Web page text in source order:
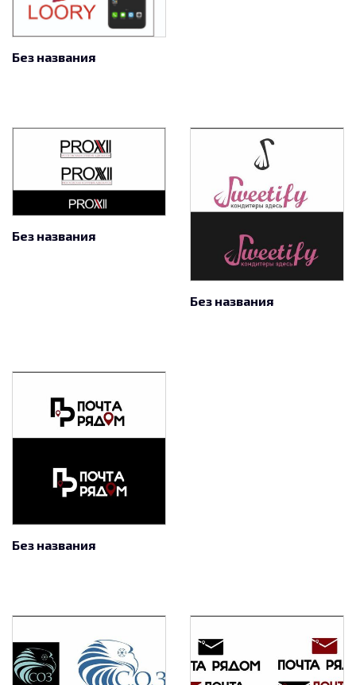
Без названия
Без названия
Без названия
Без названия